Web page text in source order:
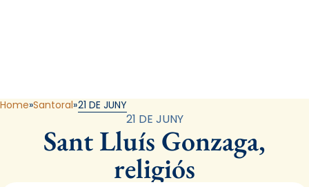
Home Santoral 21 DE JUNY
21 DE JUNY
Sant Lluís Gonzaga,
religiós